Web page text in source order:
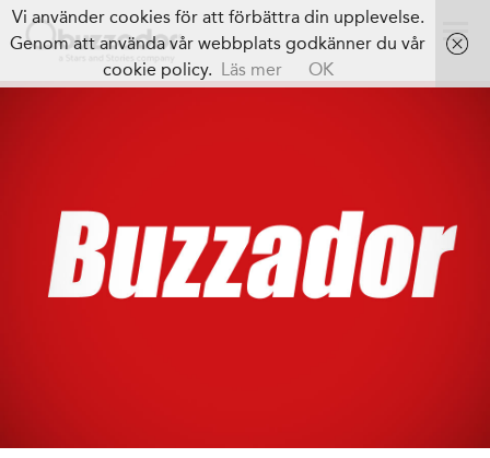
Vi använder cookies för att förbättra din upplevelse.
Genom att använda vår webbplats godkänner du vår
cookie policy. Läs mer OK